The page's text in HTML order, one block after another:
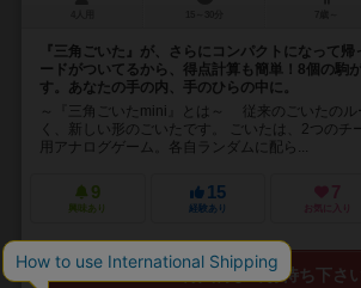
『三角ごいた』が、さらにコンパクトになって
ードがついてるから、得点計算も簡単！8個の駒
す。あなたの手の内、手のひらの中に。
～『三角ごいたmini』とは～ 従来のごいたのル
く、新しい形のごいたです。 ごいたは、2つのチ
用アナログゲーム。各自ランダムに配ら...
9
興味あり
15
経験あり
7
お気に入り
再入荷までお待ち下さ